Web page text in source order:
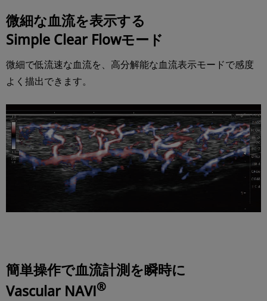
微細な血流を表示する
Simple Clear Flowモード
微細で低流速な血流を、高分解能な血流表示モードで感度
よく描出できます。
簡単操作で血流計測を瞬時に
Vascular NAVI®